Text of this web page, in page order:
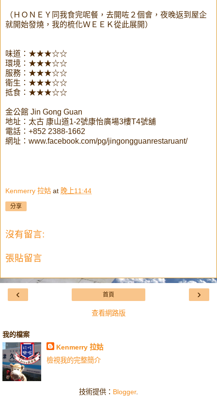
（ＨＯＮＥＹ同我食完呢餐，去開咗２個會，夜晚返到屋企
就開始發燒，我的梳化ＷＥＥＫ從此展開）
味道：★★★☆☆
環境：★★★☆☆
服務：★★★☆☆
衛生：★★★☆☆
抵食：★★★☆☆
金公館 Jin Gong Guan
地址：太古 康山道1-2號康怡廣場3樓T4號舖
電話：+852 2388-1662
網址：www.facebook.com/pg/jingongguanrestaruant/
Kenmerry 拉姑 at 晚上11:44
分享
沒有留言:
張貼留言
‹ ›
首頁
查看網路版
我的檔案
Kenmerry 拉姑
檢視我的完整簡介
技術提供： Blogger.